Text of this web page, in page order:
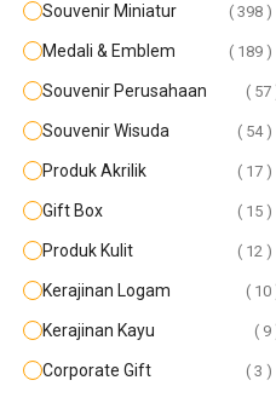
Souvenir Miniatur 398
Medali & Emblem 189
Souvenir Perusahaan 57
Souvenir Wisuda 54
Produk Akrilik 17
Gift Box 15
Produk Kulit 12
Kerajinan Logam 10
Kerajinan Kayu 9
Corporate Gift 3